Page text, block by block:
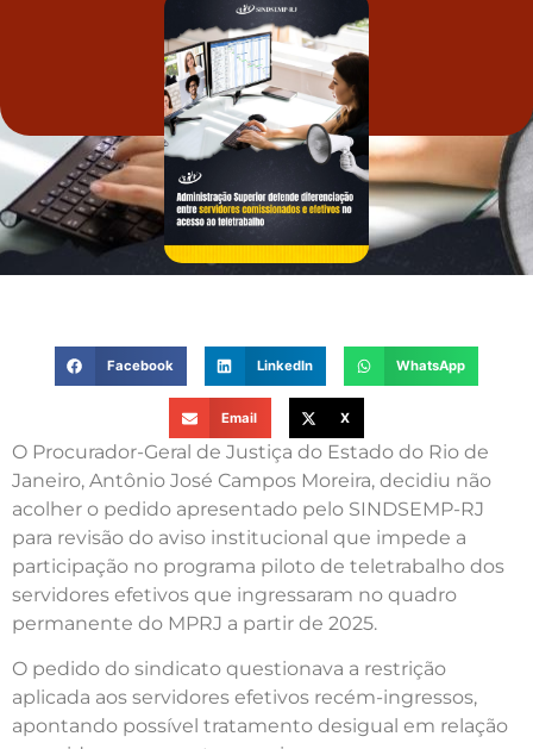
Facebook LinkedIn WhatsApp
Email X
O Procurador-Geral de Justiça do Estado do Rio de
Janeiro, Antônio José Campos Moreira, decidiu não
acolher o pedido apresentado pelo SINDSEMP-RJ
para revisão do aviso institucional que impede a
participação no programa piloto de teletrabalho dos
servidores efetivos que ingressaram no quadro
permanente do MPRJ a partir de 2025.
O pedido do sindicato questionava a restrição
aplicada aos servidores efetivos recém-ingressos,
apontando possível tratamento desigual em relação